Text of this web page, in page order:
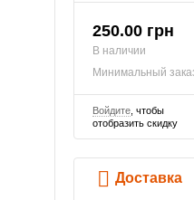
250.00 грн
В наличии
Минимальный
Войдите, чтобы
отобразить скидку
Доставка